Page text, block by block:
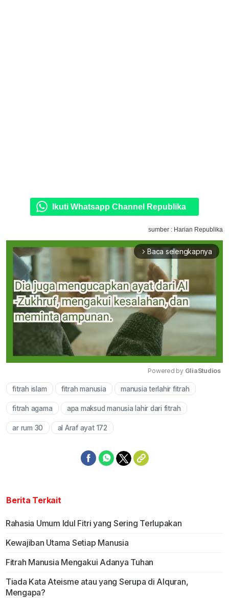
Ikuti Whatsapp Channel Republika
sumber : Harian Republika
arrow_forward_ios Baca selengkapnya
Mute
Powered by GliaStudios
fitrah islam fitrah manusia manusia terlahir fitrah
fitrah agama apa maksud manusia lahir dari fitrah
ar rum 30 al Araf ayat 172
Berita Terkait
Rahasia Umum Idul Fitri yang Sering Terlupakan
Kewajiban Utama Setiap Manusia
Fitrah Manusia Mengakui Adanya Tuhan
Tiada Kata Ateisme atau yang Serupa di Alquran,
Mengapa?